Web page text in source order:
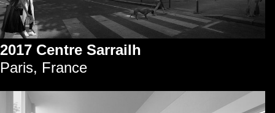
2017 Centre Sarrailh
Paris, France